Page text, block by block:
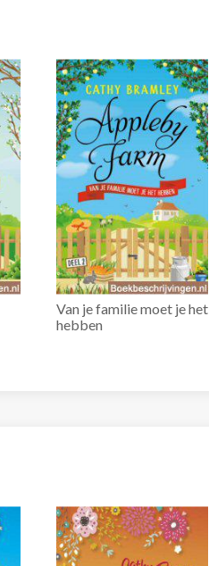
Van je familie moet je het
hebben